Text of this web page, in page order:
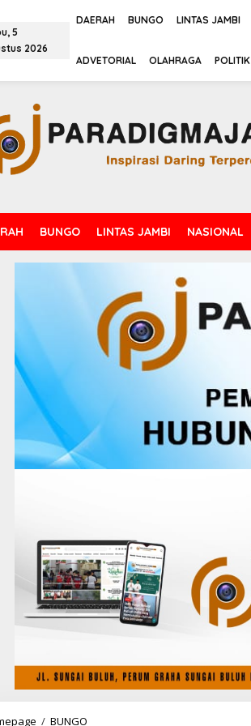
5
2026
DAERAH BUNGO LINTAS JAMBI
ADVETORIAL OLAHRAGA POLITIK
BUNGO LINTAS JAMBI NASIONAL
/ BUNGO